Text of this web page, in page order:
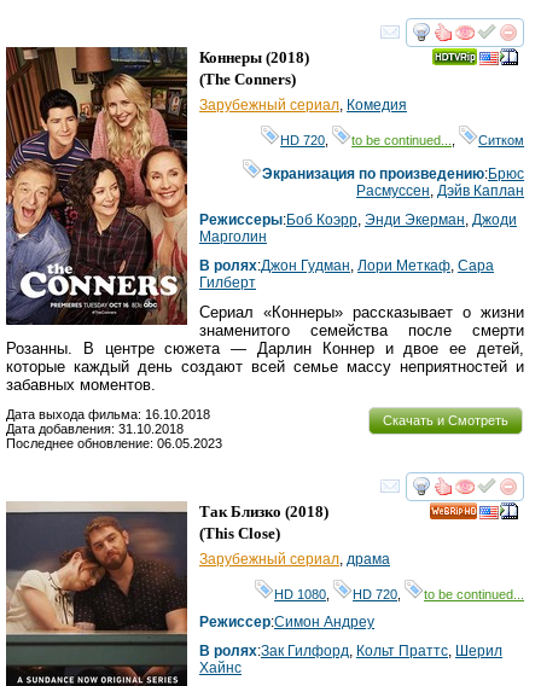
смотреть
Коннеры (2018)
(The Conners)
Зарубежный сериал, Комедия
HD 720 to be continued... Ситком
Экранизация по произведению:Брюс
Расмуссен,Дэйв Каплан
Режиссеры:Боб Коэрр, Энди Экерман, Джоди
Марголин
В ролях:Джон Гудман, Лори Меткаф, Сара
Гилберт
Сериал «Коннеры» рассказывает о жизни
знаменитого семейства после смерти
Розанны. В центре сюжета — Дарлин Коннер и двое ее детей,
которые каждый день создают всей семье массу неприятностей и
забавных моментов.
Скачать и Смотреть
Дата выхода фильма: 16.10.2018
Дата добавления: 31.10.2018
Последнее обновление: 06.05.2023
смотреть
Так Близко (2018)
(This Close)
Зарубежный сериал, драма
HD 1080 HD 720 to be continued...
Режиссер:Симон Андреу
В ролях:Зак Гилфорд, Кольт Праттс, Шерил
Хайнс